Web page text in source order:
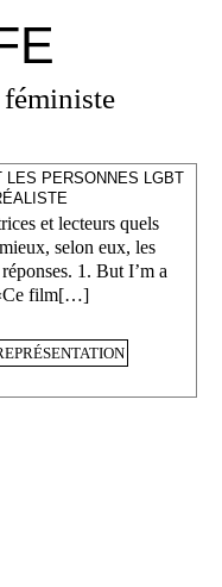
féministe
LES PERSONNES LGBT
et lecteurs quels
selon eux, les
1. But I’m a
film[…]